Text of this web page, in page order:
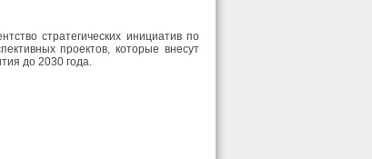
стратегических инициатив по
проектов, которые внесут
до 2030 года.